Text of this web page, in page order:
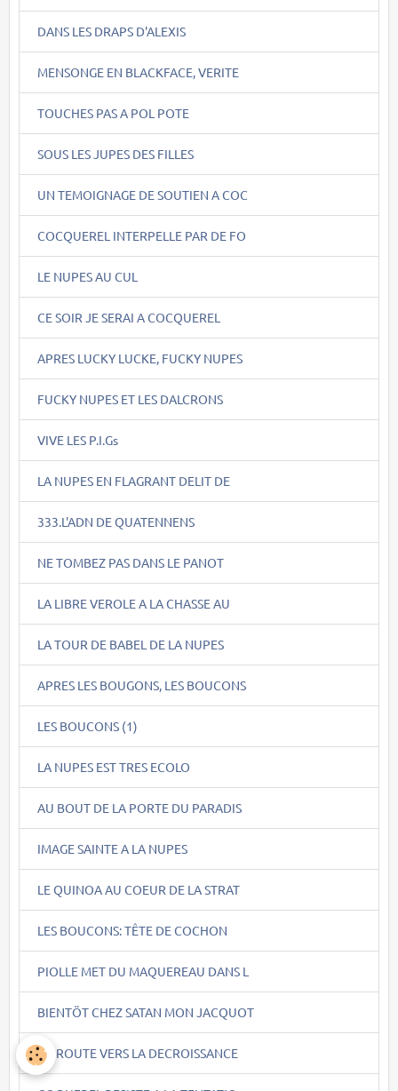
DANS LES DRAPS D'ALEXIS
MENSONGE EN BLACKFACE, VERITE
TOUCHES PAS A POL POTE
SOUS LES JUPES DES FILLES
UN TEMOIGNAGE DE SOUTIEN A COC
COCQUEREL INTERPELLE PAR DE FO
LE NUPES AU CUL
CE SOIR JE SERAI A COCQUEREL
APRES LUCKY LUCKE, FUCKY NUPES
FUCKY NUPES ET LES DALCRONS
VIVE LES P.I.Gs
LA NUPES EN FLAGRANT DELIT DE
333.L'ADN DE QUATENNENS
NE TOMBEZ PAS DANS LE PANOT
LA LIBRE VEROLE A LA CHASSE AU
LA TOUR DE BABEL DE LA NUPES
APRES LES BOUGONS, LES BOUCONS
LES BOUCONS (1)
LA NUPES EST TRES ECOLO
AU BOUT DE LA PORTE DU PARADIS
IMAGE SAINTE A LA NUPES
LE QUINOA AU COEUR DE LA STRAT
LES BOUCONS: TÊTE DE COCHON
PIOLLE MET DU MAQUEREAU DANS L
BIENTÖT CHEZ SATAN MON JACQUOT
EN ROUTE VERS LA DECROISSANCE